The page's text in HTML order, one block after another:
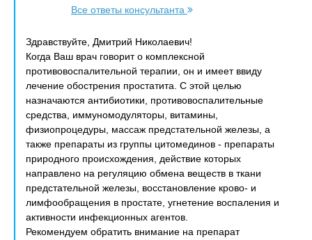
Все ответы консультанта
Здравствуйте, Дмитрий Николаевич!
Когда Ваш врач говорит о комплексной
противовоспалительной терапии, он и имеет ввиду
лечение обострения простатита. С этой целью
назначаются антибиотики, противовоспалительные
средства, иммуномодуляторы, витамины,
физиопроцедуры, массаж предстательной железы, а
также препараты из группы цитомединов - препараты
природного происхождения, действие которых
направлено на регуляцию обмена веществ в ткани
предстательной железы, восстановление крово- и
лимфообращения в простате, угнетение воспаления и
активности инфекционных агентов.
Рекомендуем обратить внимание на препарат